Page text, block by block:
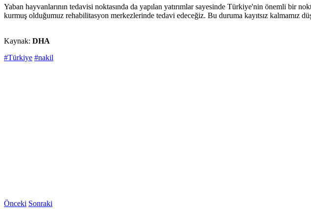
Yaban hayvanlarının tedavisi noktasında da yapılan yatırımlar sayesinde Türkiye'nin önemli bir
kurmuş olduğumuz rehabilitasyon merkezlerinde tedavi edeceğiz. Bu duruma kayıtsız kalmamız
Kaynak: DHA
#Türkiye #nakil
Önceki Sonraki